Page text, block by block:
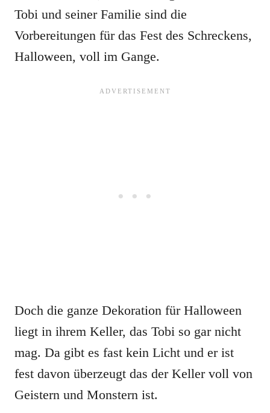
Tobi und seiner Familie sind die
Vorbereitungen für das Fest des Schreckens,
Halloween, voll im Gange.
Doch die ganze Dekoration für Halloween
liegt in ihrem Keller, das Tobi so gar nicht
mag. Da gibt es fast kein Licht und er ist
fest davon überzeugt das der Keller voll von
Geistern und Monstern ist.